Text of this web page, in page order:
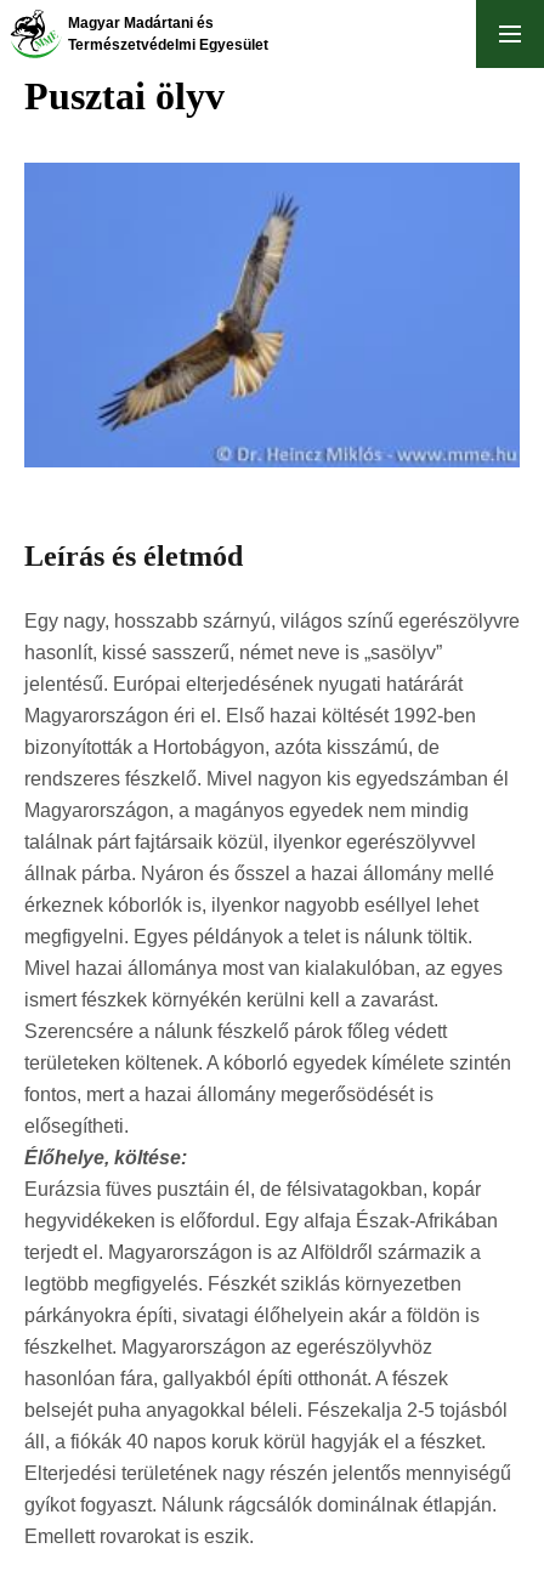
Ugrás
Magyar Madártani és
Természetvédelmi Egyesület
Pusztai ölyv
Leírás és életmód
Egy nagy, hosszabb szárnyú, világos színű egerészölyvre
hasonlít, kissé sasszerű, német neve is „sasölyv”
jelentésű. Európai elterjedésének nyugati határárát
Magyarországon éri el. Első hazai költését 1992-ben
bizonyították a Hortobágyon, azóta kisszámú, de
rendszeres fészkelő. Mivel nagyon kis egyedszámban él
Magyarországon, a magányos egyedek nem mindig
találnak párt fajtársaik közül, ilyenkor egerészölyvvel
állnak párba. Nyáron és ősszel a hazai állomány mellé
érkeznek kóborlók is, ilyenkor nagyobb eséllyel lehet
megfigyelni. Egyes példányok a telet is nálunk töltik.
Mivel hazai állománya most van kialakulóban, az egyes
ismert fészkek környékén kerülni kell a zavarást.
Szerencsére a nálunk fészkelő párok főleg védett
területeken költenek. A kóborló egyedek kímélete szintén
fontos, mert a hazai állomány megerősödését is
elősegítheti.
Élőhelye, költése:
Eurázsia füves pusztáin él, de félsivatagokban, kopár
hegyvidékeken is előfordul. Egy alfaja Észak-Afrikában
terjedt el. Magyarországon is az Alföldről származik a
legtöbb megfigyelés. Fészkét sziklás környezetben
párkányokra építi, sivatagi élőhelyein akár a földön is
fészkelhet. Magyarországon az egerészölyvhöz
hasonlóan fára, gallyakból építi otthonát. A fészek
belsejét puha anyagokkal béleli. Fészekalja 2-5 tojásból
áll, a fiókák 40 napos koruk körül hagyják el a fészket.
Elterjedési területének nagy részén jelentős mennyiségű
gyíkot fogyaszt. Nálunk rágcsálók dominálnak étlapján.
Emellett rovarokat is eszik.